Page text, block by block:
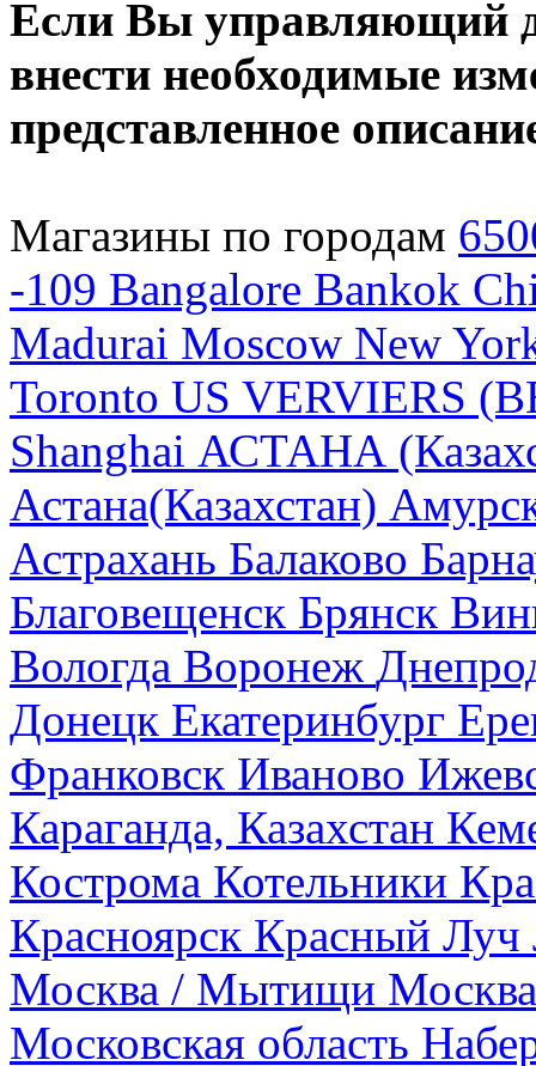
Если Вы управляющий
внести необходимые
представленное
Магазины по городам
-109 Bangalore Bankok
Madurai Moscow New
Toronto US VERVIERS
Shanghai АСТАНА
Астана(Казахстан)
Астрахань Балаково
Благовещенск Брянск
Вологда Воронеж
Донецк Екатеринбург
Франковск Иваново
Караганда, Казахстан
Кострома Котельники
Красноярск Красный Луч
Москва / Мытищи
Московская область